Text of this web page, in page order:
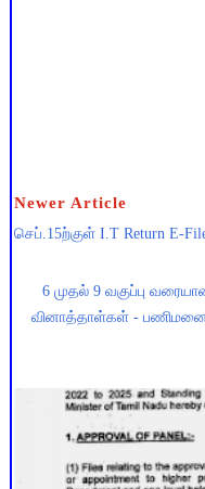
Newer Article
செப்.15ற்குள் I.T Return E-
6 முதல் 9 வகுப்பு
வினாத்தாள்கள் - பணிமனை